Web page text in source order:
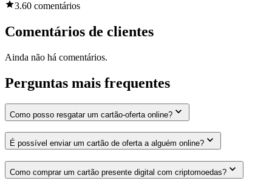
3.60 comentários
Comentários de clientes
Ainda não há comentários.
Perguntas mais frequentes
Como posso resgatar um cartão-oferta online?
É possível enviar um cartão de oferta a alguém online?
Como comprar um cartão presente digital com criptomoedas?